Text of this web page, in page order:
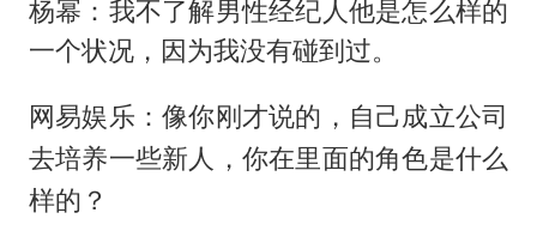
杨幂：我不了解男性经纪人他是怎么样的
一个状况，因为我没有碰到过。
网易娱乐：像你刚才说的，自己成立公司
去培养一些新人，你在里面的角色是什么
样的？